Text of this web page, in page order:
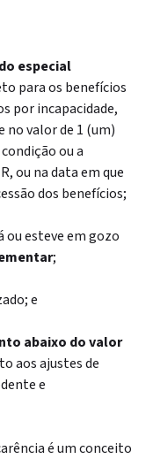
especial
para os benefícios
por incapacidade,
valor de 1 (um)
ou a
ou na data em que
dos benefícios;
ou esteve em gozo
;
e
abaixo do valor
aos ajustes de
e
é um conceito